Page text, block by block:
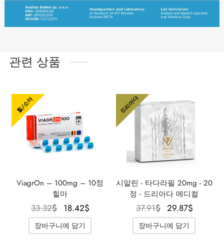
관련 상품
힐/소마
ViagrOn – 100mg – 10정
힐마
33.32$
원래 가
격은
33.32$였
18.42$
18.42$입
장바구니에 담기
드리아다
시알린 - 타다라필 20mg - 20
정 - 드리아다 메디컬
37.91$ 원래 가
격은
37.91$였
29.87$
29.87$
장바구니에 담기